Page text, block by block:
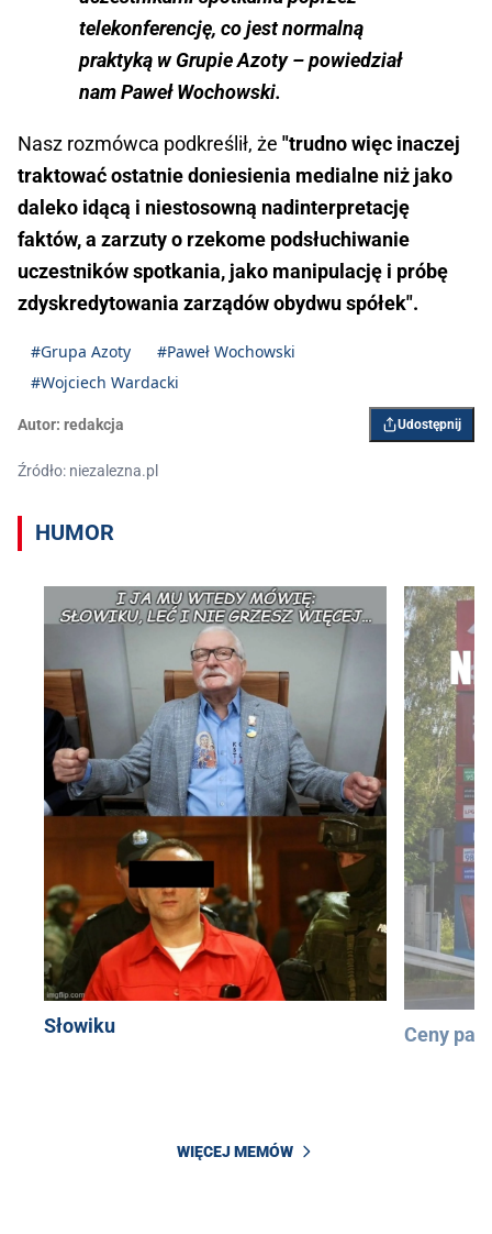
telekonferencję, co jest normalną
praktyką w Grupie Azoty – powiedział
nam Paweł Wochowski.
Nasz rozmówca podkreślił, że "trudno więc inaczej
traktować ostatnie doniesienia medialne niż jako
daleko idącą i niestosowną nadinterpretację
faktów, a zarzuty o rzekome podsłuchiwanie
uczestników spotkania, jako manipulację i próbę
zdyskredytowania zarządów obydwu spółek".
#Grupa Azoty
#Paweł Wochowski
#Wojciech Wardacki
Autor: redakcja Udostępnij
Źródło: niezalezna.pl
HUMOR
Słowiku Ceny
WIĘCEJ MEMÓW